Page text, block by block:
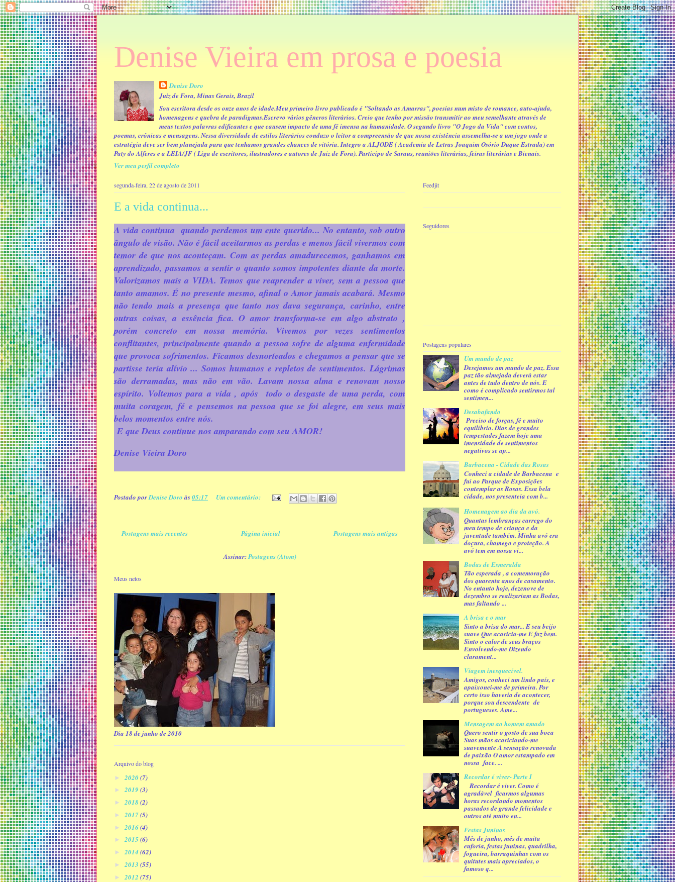
Denise Vieira em prosa e poesia
Denise Doro
Juiz de Fora, Minas Gerais, Brazil
Sou escritora desde os onze anos de idade.Meu primeiro livro publicado é "Soltando as Amarras", poesias num misto de romance, auto-ajuda,
homenagens e quebra de paradigmas.Escrevo vários gêneros literários. Creio que tenho por missão transmitir ao meu semelhante através de
meus textos palavras edificantes e que causem impacto de uma fé imensa na humanidade. O segundo livro "O Jogo da Vida" com contos,
poemas, crônicas e mensagens. Nessa diversidade de estilos literários conduzo o leitor a compreensão de que nossa existência assemelha-se a um jogo onde a
estratégia deve ser bem planejada para que tenhamos grandes chances de vitória. Integro a ALJODE ( Academia de Letras Joaquim Osório Duque Estrada) em
Paty do Alferes e a LEIA/JF ( Liga de escritores, ilustradores e autores de Juiz de Fora). Participo de Saraus, reuniões literárias, feiras literárias e Bienais.
Ver meu perfil completo
segunda-feira, 22 de agosto de 2011
E a vida continua...
A vida continua quando perdemos um ente querido... No entanto, sob outro
ângulo de visão. Não é fácil aceitarmos as perdas e menos fácil vivermos com
temor de que nos aconteçam. Com as perdas amadurecemos, ganhamos em
aprendizado, passamos a sentir o quanto somos impotentes diante da morte.
Valorizamos mais a VIDA. Temos que reaprender a viver, sem a pessoa que
tanto amamos. É no presente mesmo, afinal o Amor jamais acabará. Mesmo
não tendo mais a presença que tanto nos dava segurança, carinho, entre
outras coisas, a essência fica. O amor transforma-se em algo abstrato ,
porém concreto em nossa memória. Vivemos por vezes sentimentos
conflitantes, principalmente quando a pessoa sofre de alguma enfermidade
que provoca sofrimentos. Ficamos desnorteados e chegamos a pensar que se
partisse teria alívio ... Somos humanos e repletos de sentimentos. Lágrimas
são derramadas, mas não em vão. Lavam nossa alma e renovam nosso
espírito. Voltemos para a vida , após todo o desgaste de uma perda, com
muita coragem, fé e pensemos na pessoa que se foi alegre, em seus mais
belos momentos entre nós.
E que Deus continue nos amparando com seu AMOR!
Denise Vieira Doro
Postado porDenise Doro às05:17 Um comentário:
Postagens mais recentes Postagens mais antigas
Página inicial
Assinar:Postagens (Atom)
Meus netos
Dia 18 de junho de 2010
Arquivo do blog
► 2020(7)
►2019 (3)
►2018 (2)
► 2017(5)
► 2016(4)
►2015(6)
►2014(62)
► 2013 (55)
► 2012 (75)
Feedjit
Seguidores
Postagens populares
Um mundo de paz
Desejamos um mundo de paz. Essa
paz tão almejada deverá estar
antes de tudo dentro de nós. E
como é complicado sentirmos tal
sentimen...
Desabafando
Preciso de forças, fé e muito
equilíbrio. Dias de grandes
tempestades fazem hoje uma
imensidade de sentimentos
negativos se ap...
Barbacena - Cidade das Rosas
Conheci a cidade de Barbacena e
fui ao Parque de Exposições
contemplar as Rosas. Essa bela
cidade, nos presenteia com b...
Homenagem ao dia da avó.
Quantas lembranças carrego do
meu tempo de criança e da
juventude também. Minha avó era
doçura, chamego e proteção. A
avó tem em nossa vi...
Bodas de Esmeralda
Tão esperada , a comemoração
dos quarenta anos de casamento.
No entanto hoje, dezenove de
dezembro se realizariam as Bodas,
mas faltando ...
A brisa e o mar
Sinto a brisa do mar... E seu beijo
suave Que acaricia-me E faz bem.
Sinto o calor de seus braços
Envolvendo-me Dizendo
clarament...
Viagem inesquecível.
Amigos, conheci um lindo país, e
apaixonei-me de primeira. Por
certo isso haveria de acontecer,
porque sou descendente de
portugueses. Ame...
Mensagem ao homem amado
Quero sentir o gosto de sua boca
Suas mãos acariciando-me
suavemente A sensação renovada
de paixão O amor estampado em
nossa face. ...
Recordar é viver- Parte I
Recordar é viver. Como é
agradável ficarmos algumas
horas recordando momentos
passados de grande felicidade e
outros até muito en...
Festas Juninas
Mês de junho, mês de muita
euforia, festas juninas, quadrilha,
fogueira, barraquinhas com os
quitutes mais apreciados, o
famoso q...